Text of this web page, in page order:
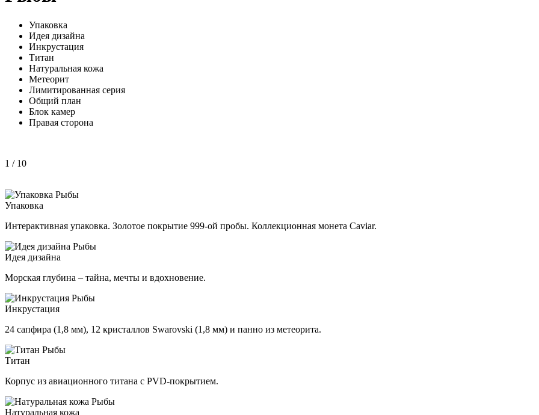
Упаковка
Идея дизайна
Инкрустация
Титан
Натуральная кожа
Метеорит
Лимитированная серия
Общий план
Блок камер
Правая сторона
1 / 10
Упаковка
Интерактивная упаковка. Золотое покрытие 999-ой пробы. Коллекционная монета Caviar.
Идея дизайна
Морская глубина – тайна, мечты и вдохновение.
Инкрустация
24 сапфира (1,8 мм), 12 кристаллов Swarovski (1,8 мм) и панно из метеорита.
Титан
Корпус из авиационного титана с PVD-покрытием.
Натуральная кожа